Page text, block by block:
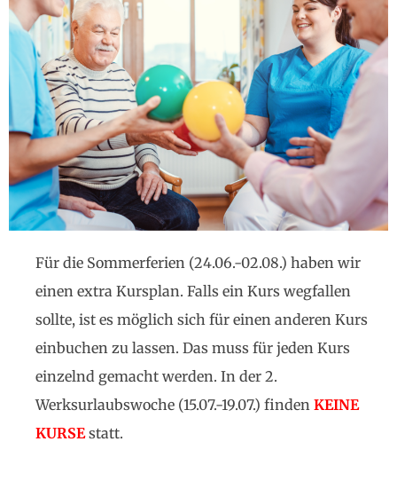
Für die Sommerferien (24.06.-02.08.) haben wir
einen extra Kursplan. Falls ein Kurs wegfallen
sollte, ist es möglich sich für einen anderen Kurs
einbuchen zu lassen. Das muss für jeden Kurs
einzelnd gemacht werden. In der 2.
Werksurlaubswoche (15.07.-19.07.) finden KEINE
KURSEstatt.